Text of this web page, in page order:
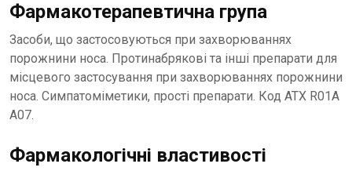
Фармакотерапевтична група
Засоби, що застосовуються при захворюваннях
порожнини носа. Протинабрякові та інші препарати для
місцевого застосування при захворюваннях порожнини
носа. Симпатоміметики, прості препарати. Код АТХ R01А
А07.
Фармакологічні властивості